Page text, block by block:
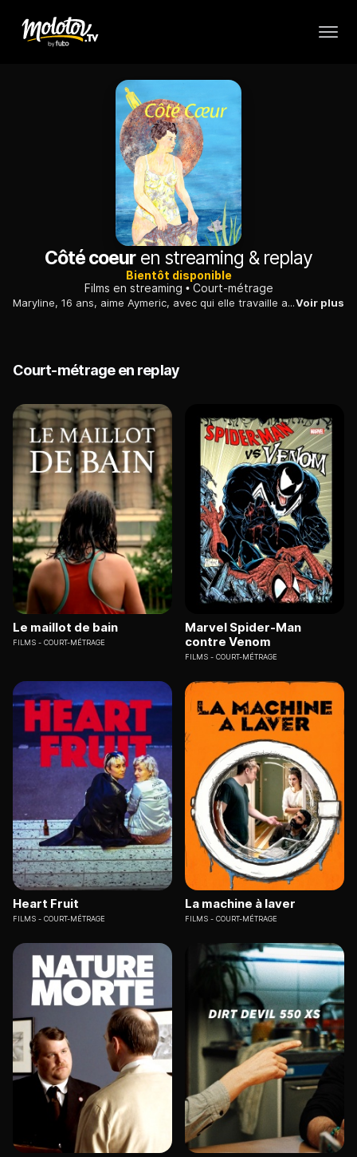
Côté coeuren streaming & replay
Bientôt disponible
Films en streaming
Court-métrage
Maryline, 16 ans, aime Aymeric, avec qui elle travaille au port. Mais ce jour d'été, sous l'influence de la planète rouge, elle sauve Ludovic de la noyade...Voir plus
Court-métrage en replay
Le maillot de bain
FILMS COURT-MÉTRAGE
Marvel Spider-Man
contre Venom
FILMS COURT-MÉTRAGE
Heart Fruit
FILMS COURT-MÉTRAGE
La machine à laver
FILMS COURT-MÉTRAGE